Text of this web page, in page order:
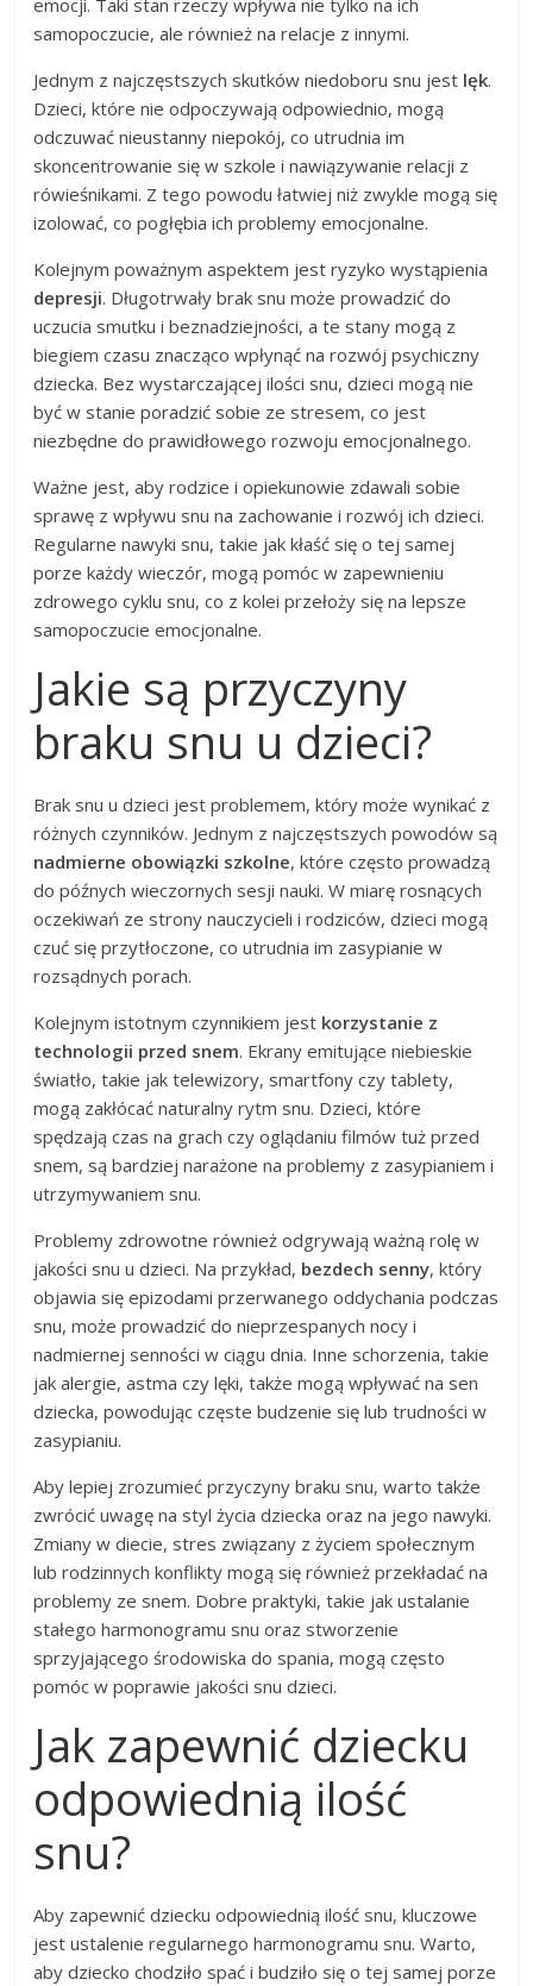
emocji. Taki stan rzeczy wpływa nie tylko na ich
samopoczucie, ale również na relacje z innymi.
Jednym z najczęstszych skutków niedoboru snu jest lęk.
Dzieci, które nie odpoczywają odpowiednio, mogą
odczuwać nieustanny niepokój, co utrudnia im
skoncentrowanie się w szkole i nawiązywanie relacji z
rówieśnikami. Z tego powodu łatwiej niż zwykle mogą się
izolować, co pogłębia ich problemy emocjonalne.
Kolejnym poważnym aspektem jest ryzyko wystąpienia
depresji. Długotrwały brak snu może prowadzić do
uczucia smutku i beznadziejności, a te stany mogą z
biegiem czasu znacząco wpłynąć na rozwój psychiczny
dziecka. Bez wystarczającej ilości snu, dzieci mogą nie
być w stanie poradzić sobie ze stresem, co jest
niezbędne do prawidłowego rozwoju emocjonalnego.
Ważne jest, aby rodzice i opiekunowie zdawali sobie
sprawę z wpływu snu na zachowanie i rozwój ich dzieci.
Regularne nawyki snu, takie jak kłaść się o tej samej
porze każdy wieczór, mogą pomóc w zapewnieniu
zdrowego cyklu snu, co z kolei przełoży się na lepsze
samopoczucie emocjonalne.
Jakie są przyczyny
braku snu u dzieci?
Brak snu u dzieci jest problemem, który może wynikać z
różnych czynników. Jednym z najczęstszych powodów są
nadmierne obowiązki szkolne, które często prowadzą
do późnych wieczornych sesji nauki. W miarę rosnących
oczekiwań ze strony nauczycieli i rodziców, dzieci mogą
czuć się przytłoczone, co utrudnia im zasypianie w
rozsądnych porach.
Kolejnym istotnym czynnikiem jest korzystanie z
technologii przed snem. Ekrany emitujące niebieskie
światło, takie jak telewizory, smartfony czy tablety,
mogą zakłócać naturalny rytm snu. Dzieci, które
spędzają czas na grach czy oglądaniu filmów tuż przed
snem, są bardziej narażone na problemy z zasypianiem i
utrzymywaniem snu.
Problemy zdrowotne również odgrywają ważną rolę w
jakości snu u dzieci. Na przykład, bezdech senny, który
objawia się epizodami przerwanego oddychania podczas
snu, może prowadzić do nieprzespanych nocy i
nadmiernej senności w ciągu dnia. Inne schorzenia, takie
jak alergie, astma czy lęki, także mogą wpływać na sen
dziecka, powodując częste budzenie się lub trudności w
zasypianiu.
Aby lepiej zrozumieć przyczyny braku snu, warto także
zwrócić uwagę na styl życia dziecka oraz na jego nawyki.
Zmiany w diecie, stres związany z życiem społecznym
lub rodzinnych konflikty mogą się również przekładać na
problemy ze snem. Dobre praktyki, takie jak ustalanie
stałego harmonogramu snu oraz stworzenie
sprzyjającego środowiska do spania, mogą często
pomóc w poprawie jakości snu dzieci.
Jak zapewnić dziecku
odpowiednią ilość
snu?
Aby zapewnić dziecku odpowiednią ilość snu, kluczowe
jest ustalenie regularnego harmonogramu snu. Warto,
aby dziecko chodziło spać i budziło się o tej samej porze